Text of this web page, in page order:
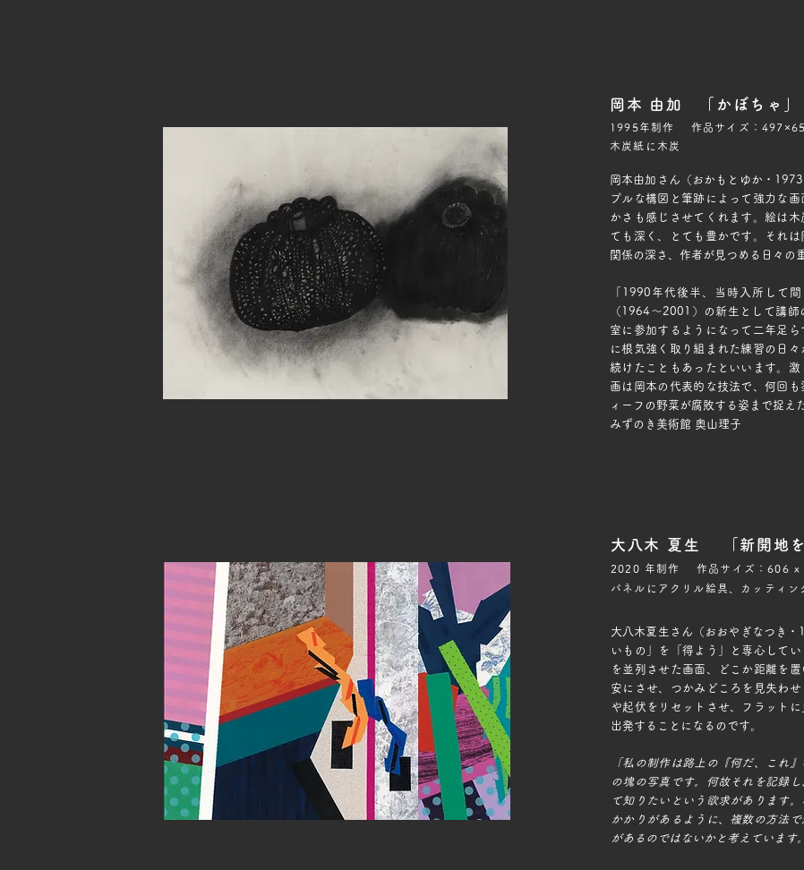
岡本 由加 「かぼちゃ」
1995年制作 作品サイズ：
木炭紙に木炭
岡本由加さん（おかもとゆか・
プルな構図と筆跡によって強力な
かさも感じさせてくれます。絵は
ても深く、とても豊かです。それ
関係の深さ、作者が見つめる日々の
「1990年代後半、当時入所して
（1964～2001）の新生として講
室に参加するようになって二年足
に根気強く取り組まれた練習の日
続けたこともあったといいます。
画は岡本の代表的な技法で、何回
ィーフの野菜が腐敗する姿まで捉
みずのき美術館 奥山理子
大八木 夏生 「新開地を
2020 年制作 作品サイズ：606 x
パネルにアクリル絵具、カッティ
大八木夏生さん（おおやぎなつき
いもの」を「得よう」と専心して
を並列させた画面、どこか距離を
安にさせ、つかみどころを見失わ
や起伏をリセットさせ、フラット
出発することになるのです。
「私の制作は路上の『何だ、これ
の塊の写真です。何故それを記録
て知りたいという欲求があります
かかりがあるように、複数の方法
があるのではないかと考えていま